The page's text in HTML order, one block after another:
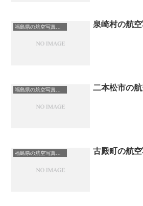
泉崎村の航
福島県の航空写真・空中写真 二本松市の
古殿町の航